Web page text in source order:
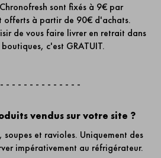
sont fixés à 9€ par
offerts à partir de 90€ d'achats.
de vous faire livrer en retrait dans
c'est GRATUIT.
- - - - - - - - - - - - -
vendus sur votre site ?
soupes et ravioles. Uniquement des
impérativement au réfrigérateur.